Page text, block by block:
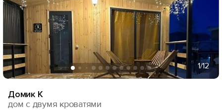
1/12
Домик К
дом с двумя кроватями